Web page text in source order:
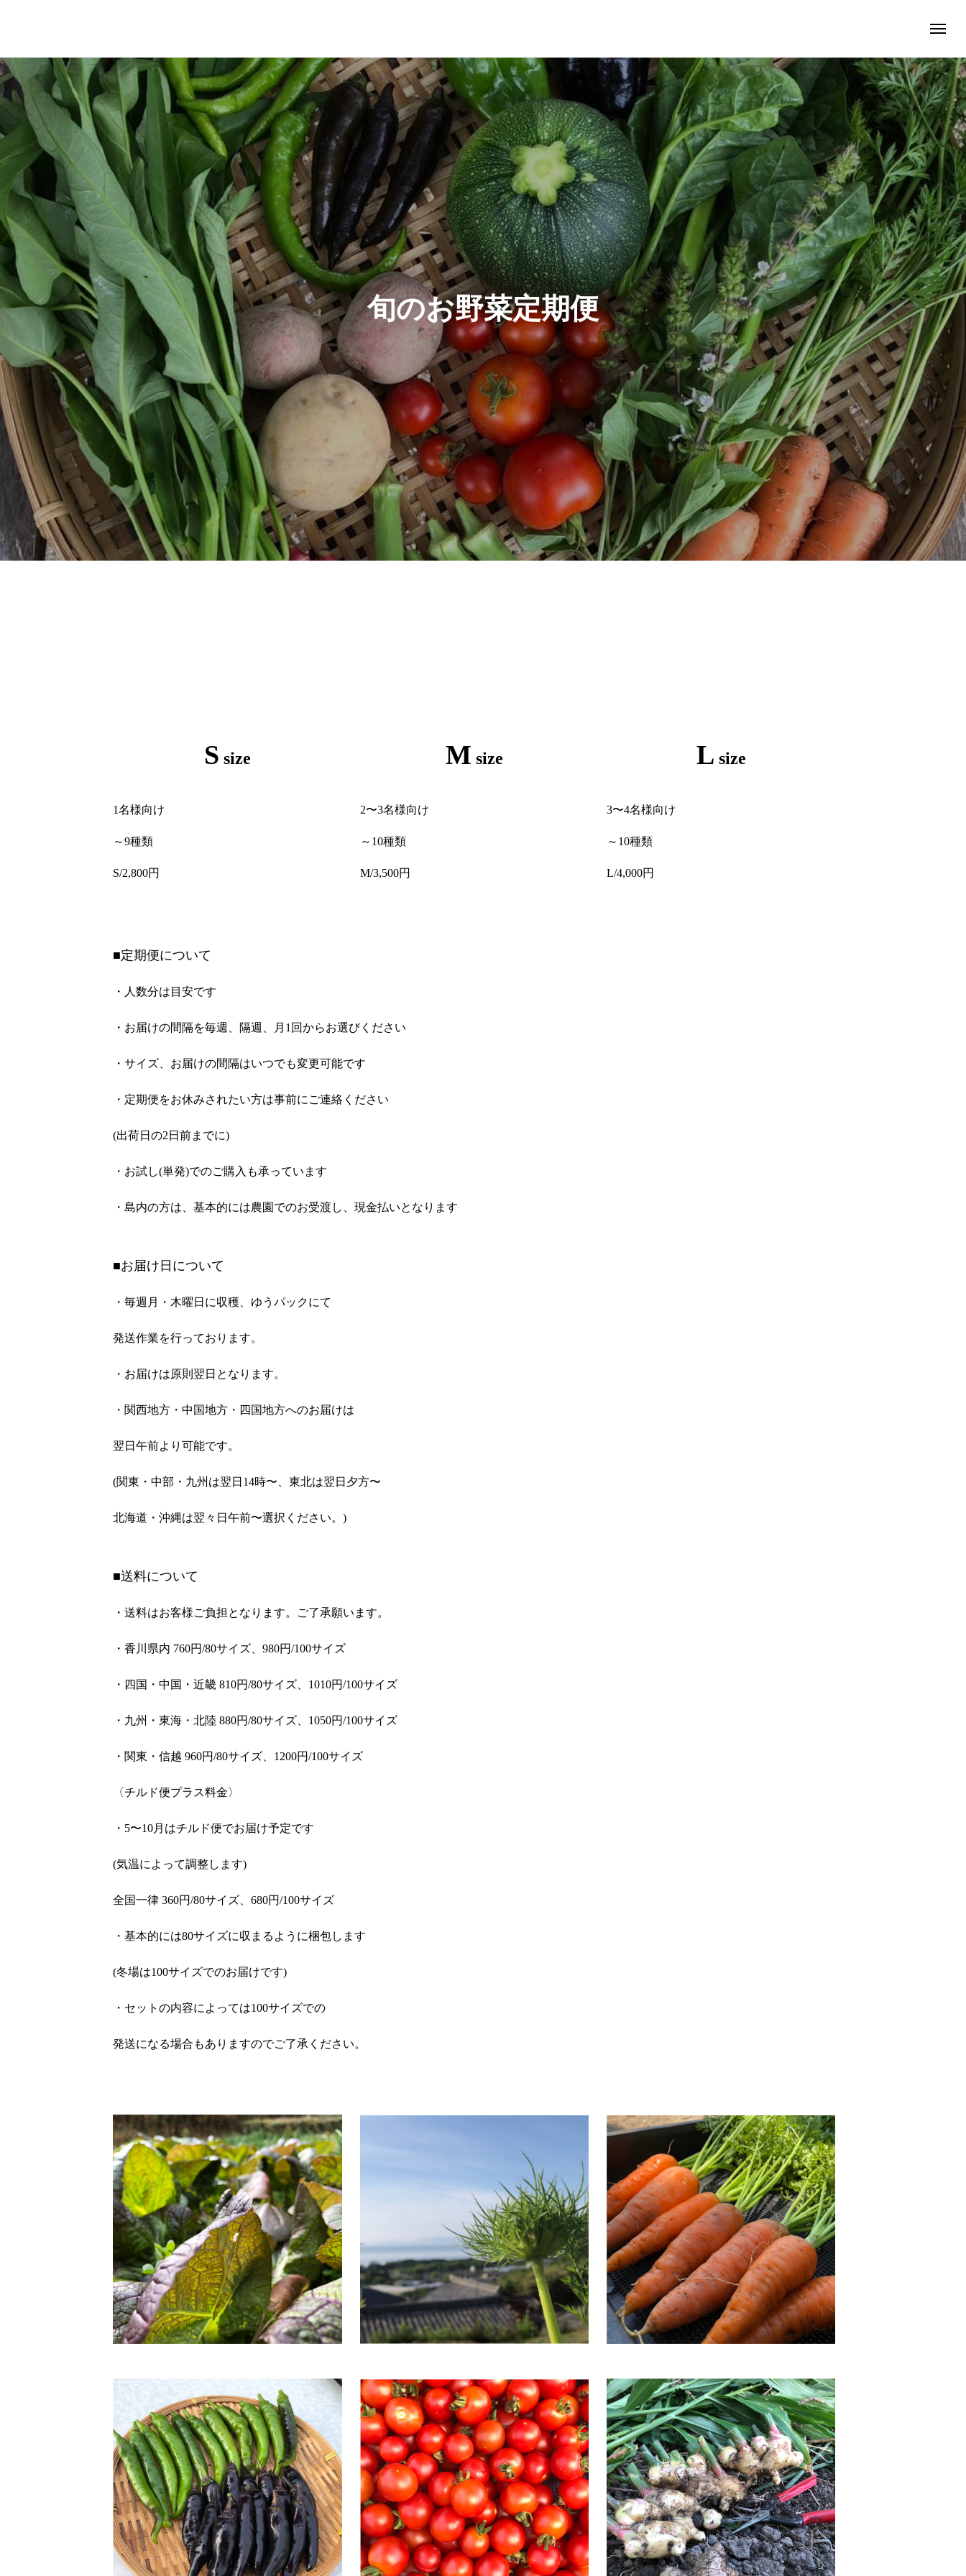
home
旬のお野菜定期便
history
about us
event
blog
access
旬のお野菜定期便
S size
1名様向け
～9種類
S/2,800円
M size
2〜3名様向け
～10種類
M/3,500円
L size
3〜4名様向け
～10種類
L/4,000円
■定期便について
・人数分は目安です
・お届けの間隔を毎週、隔週、月1回からお選びください
・サイズ、お届けの間隔はいつでも変更可能です
・定期便をお休みされたい方は事前にご連絡ください
(出荷日の2日前までに)
・お試し(単発)でのご購入も承っています
・島内の方は、基本的には農園でのお受渡し、現金払いとなります
■お届け日について
・毎週月・木曜日に収穫、ゆうパックにて
発送作業を行っております。
・お届けは原則翌日となります。
・関西地方・中国地方・四国地方へのお届けは
翌日午前より可能です。
(関東・中部・九州は翌日14時〜、東北は翌日夕方〜
北海道・沖縄は翌々日午前〜選択ください。)
■送料について
・送料はお客様ご負担となります。ご了承願います。
・香川県内 760円/80サイズ、980円/100サイズ
・四国・中国・近畿 810円/80サイズ、1010円/100サイズ
・九州・東海・北陸 880円/80サイズ、1050円/100サイズ
・関東・信越 960円/80サイズ、1200円/100サイズ
〈チルド便プラス料金〉
・5〜10月はチルド便でお届け予定です
(気温によって調整します)
全国一律 360円/80サイズ、680円/100サイズ
・基本的には80サイズに収まるように梱包します
(冬場は100サイズでのお届けです)
・セットの内容によっては100サイズでの
発送になる場合もありますのでご了承ください。